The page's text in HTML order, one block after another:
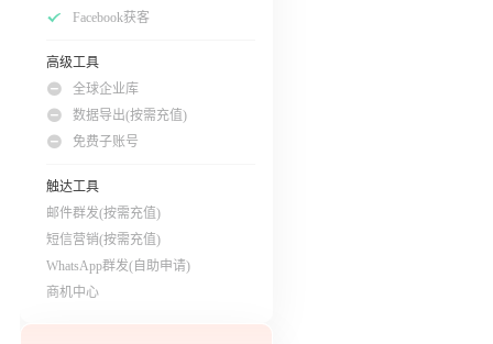
Facebook获客
高级工具
全球企业库
数据导出(按需充值)
免费子账号
触达工具
邮件群发(按需充值)
短信营销(按需充值)
WhatsApp群发(自助申请)
商机中心